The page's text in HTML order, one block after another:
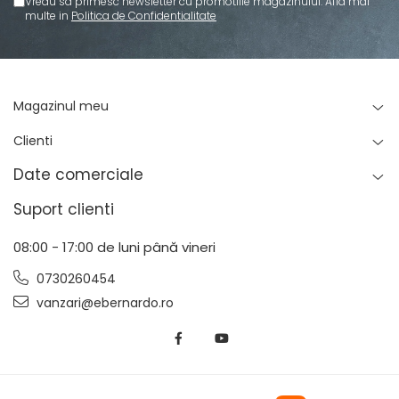
Standuri pentru strunguri metal
multe in Politica de Confidentialitate
Magazinul meu
Clienti
Date comerciale
Suport clienti
08:00 - 17:00 de luni până vineri
0730260454
vanzari@ebernardo.ro